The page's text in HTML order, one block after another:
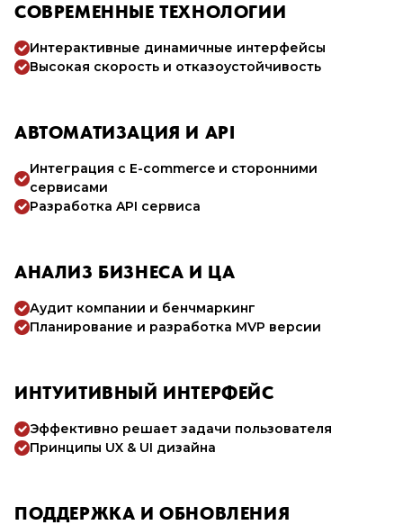
СОВРЕМЕННЫЕ ТЕХНОЛОГИИ
Интерактивные динамичные интерфейсы
Высокая скорость и отказоустойчивость
АВТОМАТИЗАЦИЯ И API
Интеграция с E-commerce и сторонними
сервисами
Разработка API сервиса
АНАЛИЗ БИЗНЕСА И ЦА
Аудит компании и бенчмаркинг
Планирование и разработка MVP версии
ИНТУИТИВНЫЙ ИНТЕРФЕЙС
Эффективно решает задачи пользователя
Принципы UX & UI дизайна
ПОДДЕРЖКА И ОБНОВЛЕНИЯ